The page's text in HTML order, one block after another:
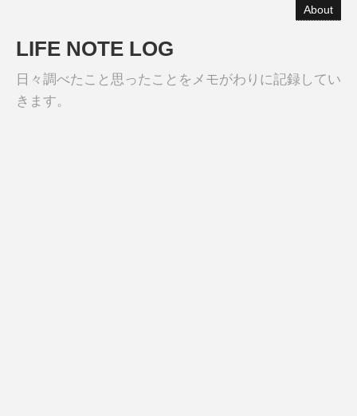
About
LIFE NOTE LOG
日々調べたこと思ったことをメモがわりに記録してい
きます。